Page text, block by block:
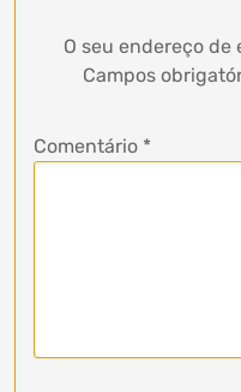
O seu endereço
Campos
Comentário *